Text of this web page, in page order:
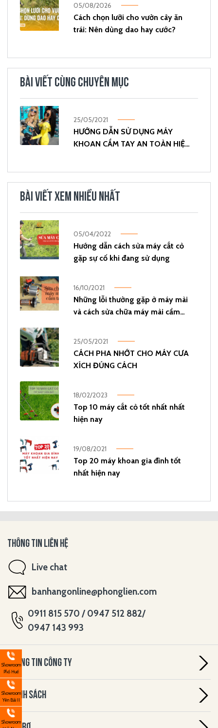
Showroom
Phố Huế
Showroom
Yên Bái II
Showroom
05/08/2026
Cách chọn lưỡi cho vườn cây ăn
trái: Nên dùng dao hay cước?
BÀI VIẾT CÙNG CHUYÊN MỤC
25/05/2021
HƯỚNG DẪN SỬ DỤNG MÁY
KHOAN CẦM TAY AN TOÀN HIỆU
BÀI VIẾT XEM NHIỀU NHẤT
05/04/2022
Hướng dẫn cách sửa máy cắt cỏ
gặp sự cố khi đang sử dụng
16/10/2021
Những lỗi thường gặp ở máy mài
và cách sửa chữa máy mài cầm
25/05/2021
CÁCH PHA NHỚT CHO MÁY CƯA
XÍCH ĐÚNG CÁCH
18/02/2023
Top 10 máy cắt cỏ tốt nhất nhất
hiện nay
19/08/2021
Top 20 máy khoan gia đình tốt
nhất hiện nay
THÔNG TIN LIÊN HỆ
Live chat
banhangonline@phonglien.com
0911 815 570 / 0947 512 882/
0947 143 993
THÔNG TIN CÔNG TY
CHÍNH SÁCH